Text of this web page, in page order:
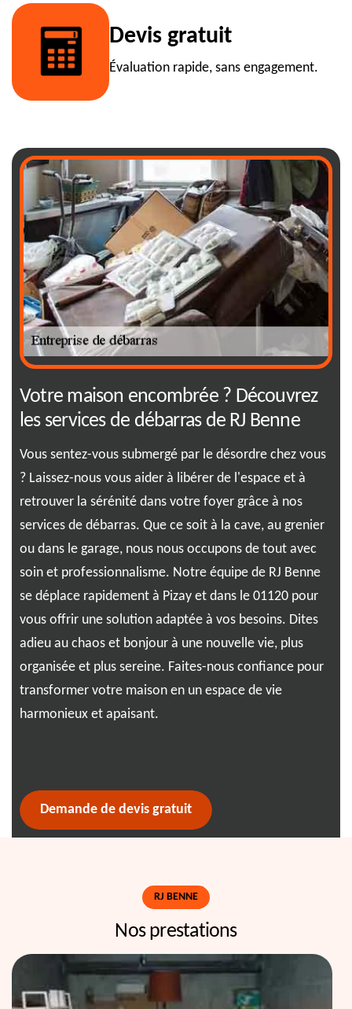
Devis gratuit
Évaluation rapide, sans engagement.
Votre maison encombrée ? Découvrez
les services de débarras de RJ Benne
Vous sentez-vous submergé par le désordre chez vous
? Laissez-nous vous aider à libérer de l'espace et à
retrouver la sérénité dans votre foyer grâce à nos
services de débarras. Que ce soit à la cave, au grenier
ou dans le garage, nous nous occupons de tout avec
soin et professionnalisme. Notre équipe de RJ Benne
se déplace rapidement à Pizay et dans le 01120 pour
vous offrir une solution adaptée à vos besoins. Dites
adieu au chaos et bonjour à une nouvelle vie, plus
organisée et plus sereine. Faites-nous confiance pour
transformer votre maison en un espace de vie
harmonieux et apaisant.
Demande de devis gratuit
RJ BENNE
Nos prestations